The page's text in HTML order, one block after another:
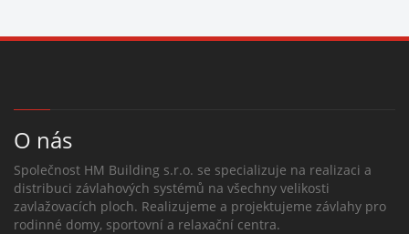
O nás
Společnost HM Building s.r.o. se specializuje na realizaci a
distribuci závlahových systémů na všechny velikosti
zavlažovacích ploch. Realizujeme a projektujeme závlahy pro
rodinné domy, sportovní a relaxační centra.